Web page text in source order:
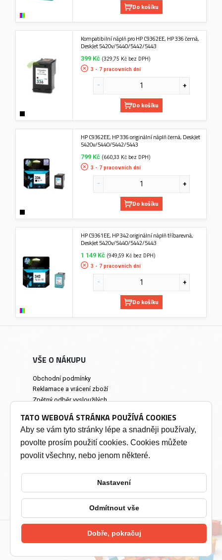
Do košíku
Kompatibilní náplň pro HP C9362EE, HP 336 černá,
DeskJet 5420v/5440/5442/5443
399 Kč (329,75 Kč bez DPH)
3 - 7 pracovních dní
Do košíku
HP C9362EE, HP 336 originální náplň černá, DeskJet
5420v/5440/5442/5443
799 Kč (660,33 Kč bez DPH)
3 - 7 pracovních dní
Do košíku
HP C9361EE, HP 342 originální náplň tříbarevná,
DeskJet 5420v/5440/5442/5443
1 149 Kč (949,59 Kč bez DPH)
3 - 7 pracovních dní
Do košíku
VŠE O NÁKUPU
Obchodní podmínky
Reklamace a vrácení zboží
Zpětný odběr vysloužilých
Prodejna a osobní odběr
INFORMACE
Změnit nastavení cookies
2026 © Tonery Olomouc - Tonery do tiskáren
TATO WEBOVÁ STRÁNKA POUŽÍVÁ COOKIES
Aby se vám tyto stránky lépe a snadněji používaly,
povolte prosím použití cookies. Cookies můžete
povolit všechny, nebo jenom některé.
Nastavení
Odmítnout vše
Dobře, pokračuj